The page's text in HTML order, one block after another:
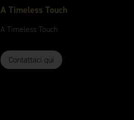
A Timeless Touch
A TimelessTouch
Contattaci qui